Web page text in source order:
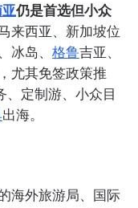
仍是首选但小众
来西亚、新加坡位
冰岛、 格鲁吉亚、
尤其免签政策推
、定制游、小众目
出海。
海外旅游局、国际